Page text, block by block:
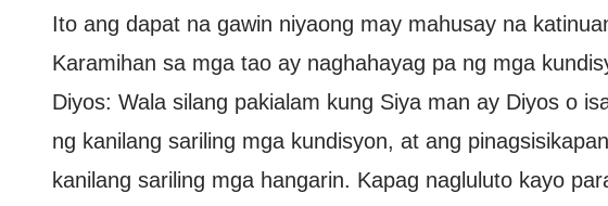
Ito ang dapat na gawin niyaong may mahusay na
Karamihan sa mga tao ay naghahayag pa ng mga
Diyos: Wala silang pakialam kung Siya man ay Diyos o
ng kanilang sariling mga kundisyon, at ang
kanilang sariling mga hangarin. Kapag nagluluto kayo